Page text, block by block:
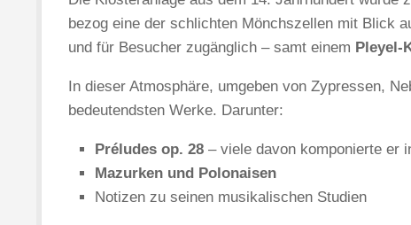
bezog eine der schlichten Mönchszellen mit Blick
und für Besucher zugänglich – samt einem Pleyel-
In dieser Atmosphäre, umgeben von Zypressen,
bedeutendsten Werke. Darunter:
Préludes op. 28 – viele davon komponierte er
Mazurken und Polonaisen
Notizen zu seinen musikalischen Studien